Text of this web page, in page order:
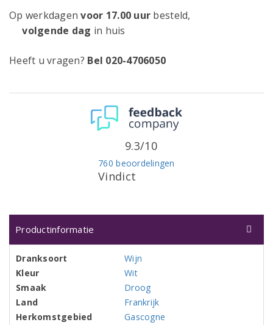
Op werkdagenvoor 17.00 uur besteld,
volgende dag in huis
Heeft u vragen? Bel 020-4706050
Vindict
760 beoordelingen
9.3/10
Productinformatie
Dranksoort
Wijn
Kleur
Wit
Smaak
Droog
Land
Frankrijk
Herkomstgebied
Gascogne